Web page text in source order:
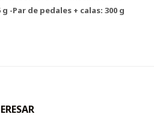
-Par de pedales + calas: 300 g